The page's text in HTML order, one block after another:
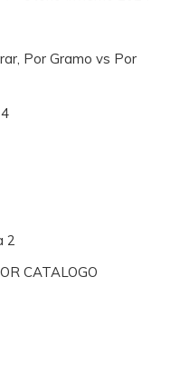
Por Gramo vs Por
2
CATALOGO